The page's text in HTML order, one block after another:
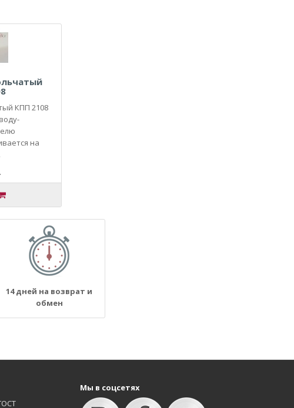
КПП 2108
на
14 дней на возврат и
обмен
Мы в соцсетях